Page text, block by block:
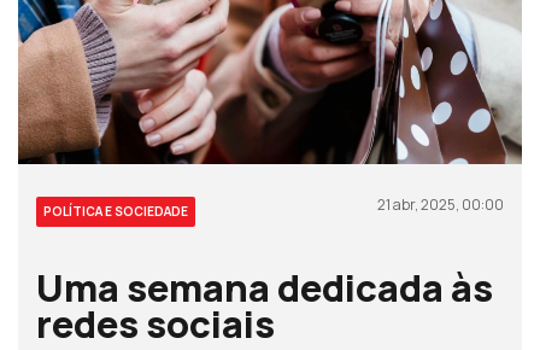
POLÍTICA E SOCIEDADE 21 abr, 2025, 00:00
Uma semana dedicada às
redes sociais